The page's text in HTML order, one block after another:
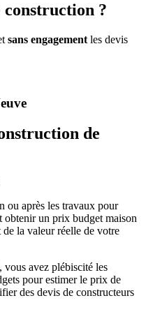
construction ?
sans engagement les devis
de
ou après les travaux pour
obtenir un prix budget maison
la valeur réelle de votre
vous avez plébiscité les
pour estimer le prix de
des devis de constructeurs